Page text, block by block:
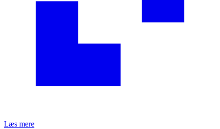
Læs mere